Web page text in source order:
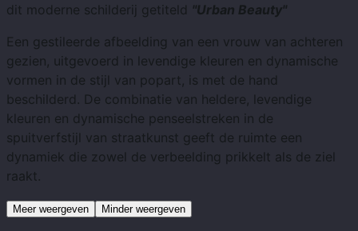
dit moderne schilderij getiteld "Urban Beauty"
Een gestileerde afbeelding van een vrouw van achteren
gezien, uitgevoerd in levendige kleuren en dynamische
vormen in de stijl van popart, is met de hand
beschilderd. De combinatie van heldere, levendige
kleuren en dynamische penseelstreken in de
spuitverfstijl van straatkunst geeft de ruimte een
dynamiek die zowel de verbeelding prikkelt als de ziel
raakt.
Meer weergeven Minder weergeven